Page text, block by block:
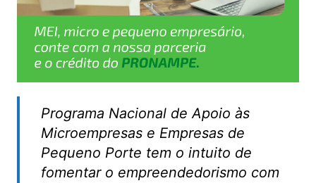
Programa Nacional de Apoio às
Microempresas e Empresas de
Pequeno Porte tem o intuito de
fomentar o empreendedorismo com